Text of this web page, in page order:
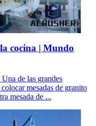
cocina | Mundo
de las grandes
mesadas de granito
mesada de ...